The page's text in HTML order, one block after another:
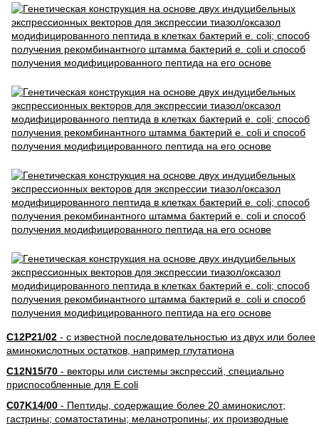
C12P21/02- с известной последовательностью из двух или более
аминокислотных остатков, например глутатиона
C12N15/70- векторы или системы экспрессий, специально
приспособленные для E.coli
C07K14/00- Пептиды, содержащие более 20 аминокислот;
гастрины; соматостатины; меланотропины; их производные